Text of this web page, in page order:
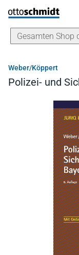
Direkt zum Inhalt
Weber/Köppert
Polizei- und